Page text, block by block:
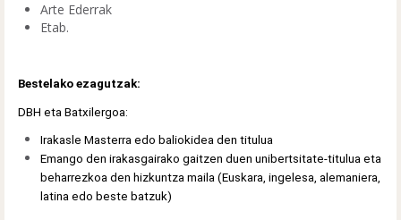
Arte Ederrak
Etab.
Bestelako ezagutzak:
DBH eta Batxilergoa:
Irakasle Masterra edo baliokidea den titulua
Emango den irakasgairako gaitzen duen unibertsitate-titulua eta
beharrezkoa den hizkuntza maila (Euskara, ingelesa, alemaniera,
latina edo beste batzuk)